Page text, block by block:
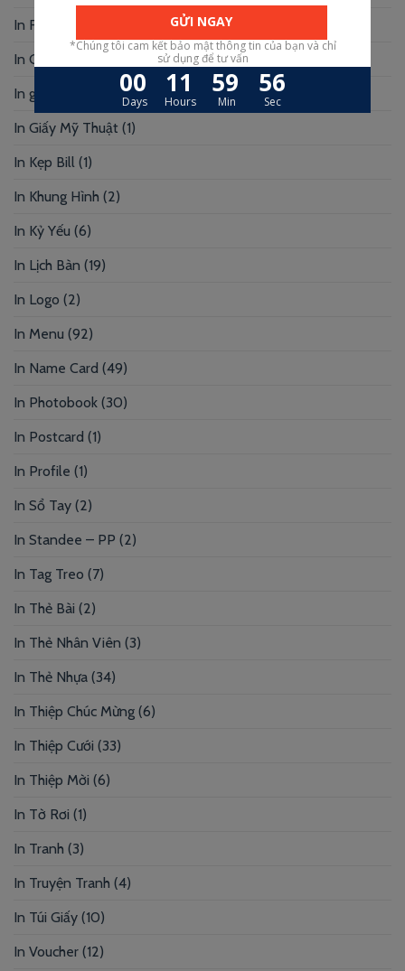
In Folder
In Giấy Chứng Nhận – Bằng Khen (3)
In giấy kraft
In Giấy Mỹ Thuật (1)
In Kẹp Bill (1)
In Khung Hình (2)
In Kỷ Yếu (6)
In Lịch Bàn (19)
In Logo (2)
In Menu (92)
In Name Card (49)
In Photobook (30)
In Postcard (1)
In Profile (1)
In Sổ Tay (2)
In Standee – PP (2)
In Tag Treo (7)
In Thẻ Bài (2)
In Thẻ Nhân Viên (3)
In Thẻ Nhựa (34)
In Thiệp Chúc Mừng (6)
In Thiệp Cưới (33)
In Thiệp Mời (6)
In Tờ Rơi (1)
In Tranh (3)
In Truyện Tranh (4)
In Túi Giấy (10)
In Voucher (12)